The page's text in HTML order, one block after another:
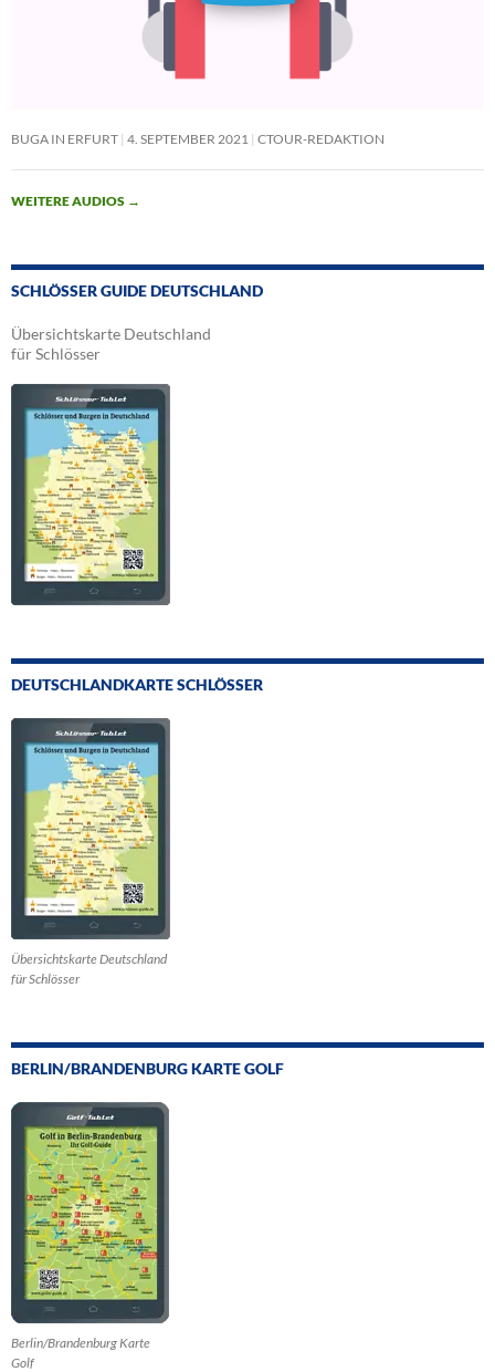
BUGA IN ERFURT 4. SEPTEMBER 2021 CTOUR-REDAKTION
WEITERE AUDIOS →
SCHLÖSSER GUIDE DEUTSCHLAND
Übersichtskarte Deutschland
für Schlösser
DEUTSCHLANDKARTE SCHLÖSSER
Übersichtskarte Deutschland
für Schlösser
BERLIN/BRANDENBURG KARTE GOLF
Berlin/Brandenburg Karte
Golf